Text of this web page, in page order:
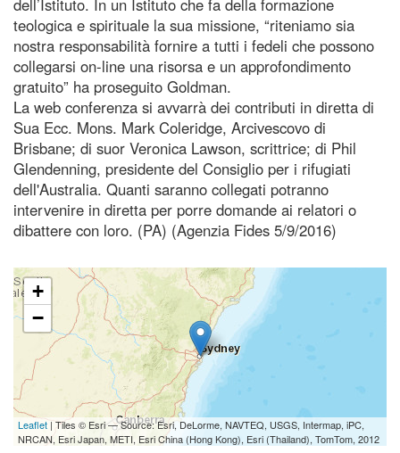
dell’Istituto. In un Istituto che fa della formazione
teologica e spirituale la sua missione, “riteniamo sia
nostra responsabilità fornire a tutti i fedeli che possono
collegarsi on-line una risorsa e un approfondimento
gratuito” ha proseguito Goldman.
La web conferenza si avvarrà dei contributi in diretta di
Sua Ecc. Mons. Mark Coleridge, Arcivescovo di
Brisbane; di suor Veronica Lawson, scrittrice; di Phil
Glendenning, presidente del Consiglio per i rifugiati
dell'Australia. Quanti saranno collegati potranno
intervenire in diretta per porre domande ai relatori o
dibattere con loro. (PA) (Agenzia Fides 5/9/2016)
+
−
Leaflet| Tiles © Esri — Source: Esri, DeLorme, NAVTEQ, USGS, Intermap, iPC,
NRCAN, Esri Japan, METI, Esri China (Hong Kong), Esri (Thailand), TomTom, 2012